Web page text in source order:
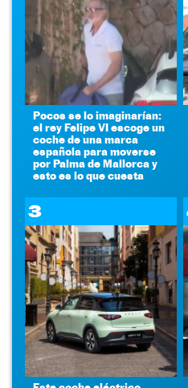
Pocos se lo imaginarían:
el rey Felipe VI escoge un
coche de una marca
española para moverse
por Palma de Mallorca y
esto es lo que cuesta
3